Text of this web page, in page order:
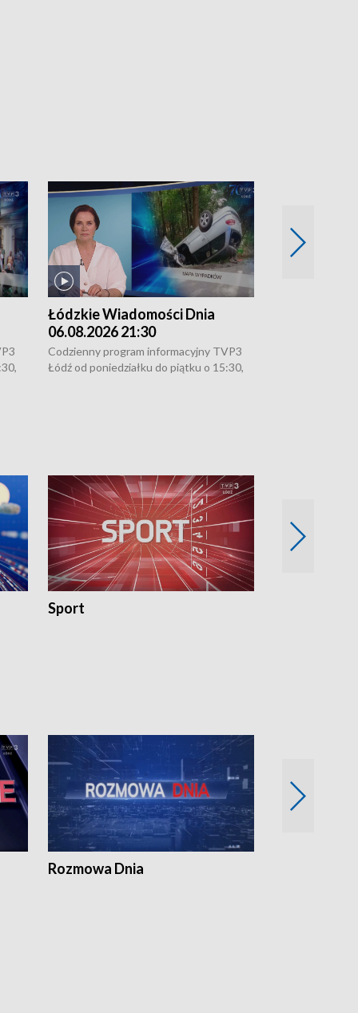
Łódzkie Wiadomości Dnia
06.08.2026 21:30
Codzienny program informacyjny TVP3
Łódź od poniedziałku do piątku o 15:30,
Sport
Rozmowa Dnia